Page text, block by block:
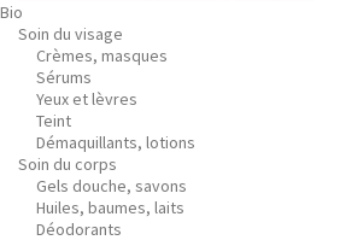
Bio
Soin du visage
Crèmes, masques
Sérums
Yeux et lèvres
Teint
Démaquillants, lotions
Soin du corps
Gels douche, savons
Huiles, baumes, laits
Déodorants